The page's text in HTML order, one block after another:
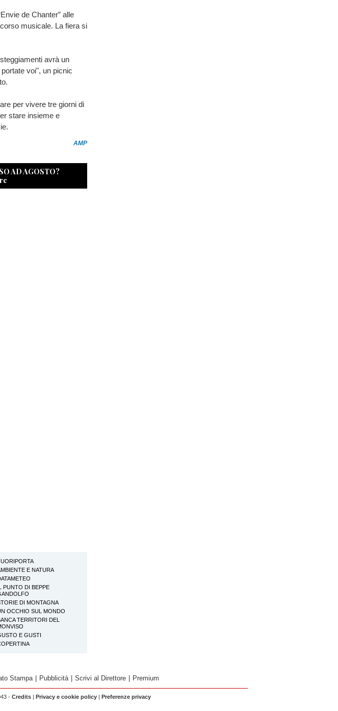
de Chanter” alle
musicale. La fiera si
avrà un
voi", un picnic
per vivere tre giorni di
stare insieme e
AMP
AD AGOSTO?
E NATURA
PUNTO DI BEPPE
DI MONTAGNA
OCCHIO SUL MONDO
TERRITORI DEL
E GUSTI
Stampa Pubblicità Scrivi al Direttore Premium
- Credits | Privacy e cookie policy | Preferenze privacy